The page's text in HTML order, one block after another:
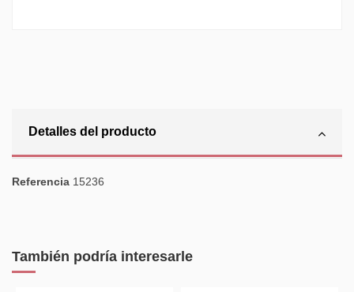
Detalles del producto
Referencia 15236
También podría interesarle